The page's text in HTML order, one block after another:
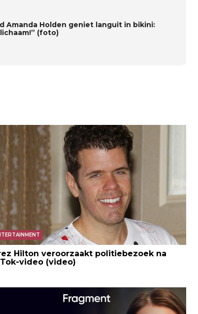
Amanda Holden geniet languit in bikini:
(foto)
Hilton veroorzaakt politiebezoek na
video (video)